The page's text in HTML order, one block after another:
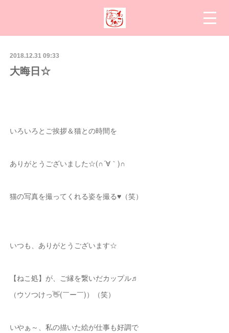
2018.12.31 09:33
大晦日☆
いろいろとご挨拶＆猫との時間を
ありがとうございました☆(∩´∀｀)∩
猫の写真を撮ってくれる姿を撮る♥（笑）
いつも、ありがとうございます☆
【ねこ処】が、ご縁を繋いだカップル♬
（ウソつけっ👋(￣ー￣)）（笑）
いやぁ～、私の描いた絵が仕事も好調で